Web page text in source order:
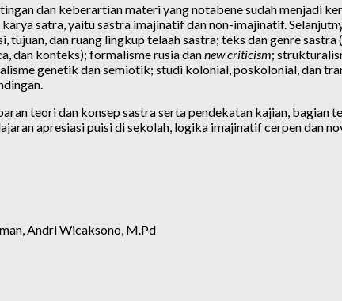
dan keberartian materi yang notabene sudah menjadi
satra, yaitu sastra imajinatif dan non-imajinatif.
tujuan, dan ruang lingkup telaah sastra; teks dan genre
dan konteks); formalisme rusia dannew criticism;
genetik dan semiotik; studi kolonial, poskolonial, dan
teori dan konsep sastra serta pendekatan kajian, bagian
apresiasi puisi di sekolah, logika imajinatif cerpen dan
Andri Wicaksono, M.Pd